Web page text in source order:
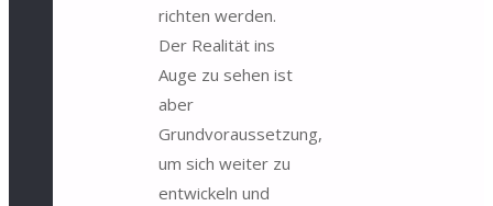
richten werden.
Der Realität ins
Auge zu sehen ist
aber
Grundvoraussetzung,
um sich weiter zu
entwickeln und